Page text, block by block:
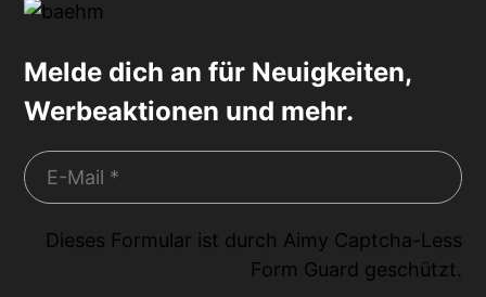
Melde dich an für Neuigkeiten,
Werbeaktionen und mehr.
Dieses Formular ist durch Aimy Captcha-Less
Form Guard geschützt.